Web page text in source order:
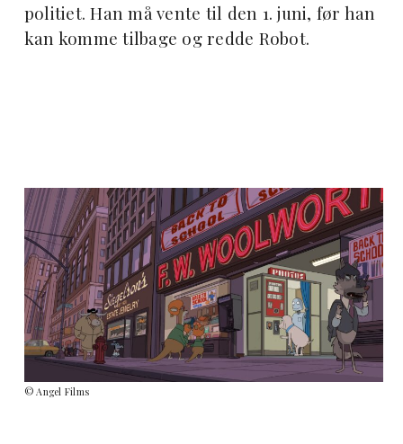
politiet. Han må vente til den 1. juni, før han
kan komme tilbage og redde Robot.
© Angel Films